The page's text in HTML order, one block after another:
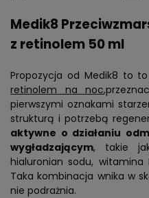
Medik8
z retinolem 50 ml
Propozycja od Medik8 to
retinolem na noc
pierwszymi oznakami
strukturą i potrzebą
aktywne o działaniu
wygładzającym, takie
hialuronian sodu,
Taka kombinacja wnika w
nie podrażnia.